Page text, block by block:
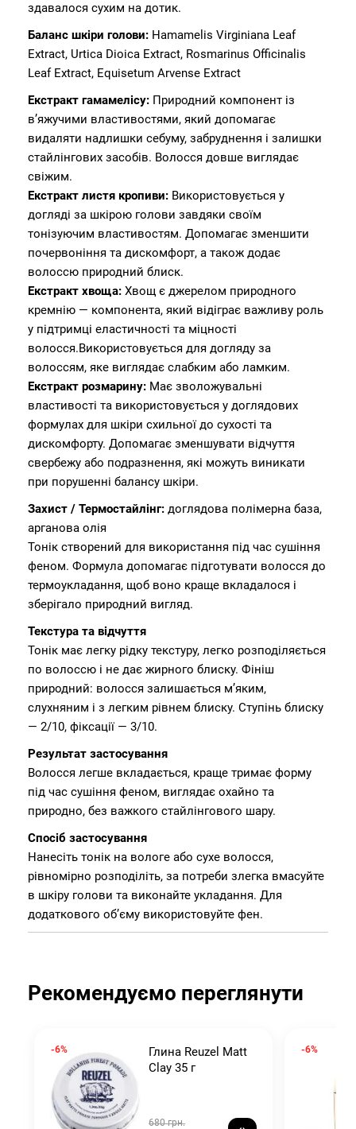
здавалося сухим на дотик.
Баланс шкіри голови: Hamamelis Virginiana Leaf
Extract, Urtica Dioica Extract, Rosmarinus Officinalis
Leaf Extract, Equisetum Arvense Extract
Екстракт гамамелісу: Природний компонент із
в’яжучими властивостями, який допомагає
видаляти надлишки себуму, забруднення і залишки
стайлінгових засобів. Волосся довше виглядає
свіжим.
Екстракт листя кропиви: Використовується у
догляді за шкірою голови завдяки своїм
тонізуючим властивостям. Допомагає зменшити
почервоніння та дискомфорт, а також додає
волоссю природний блиск.
Екстракт хвоща: Хвощ є джерелом природного
кремнію — компонента, який відіграє важливу роль
у підтримці еластичності та міцності
волосся.Використовується для догляду за
волоссям, яке виглядає слабким або ламким.
Екстракт розмарину: Має зволожувальні
властивості та використовується у доглядових
формулах для шкіри схильної до сухості та
дискомфорту. Допомагає зменшувати відчуття
свербежу або подразнення, які можуть виникати
при порушенні балансу шкіри.
Захист / Термостайлінг: доглядова полімерна база,
арганова олія
Тонік створений для використання під час сушіння
феном. Формула допомагає підготувати волосся до
термоукладання, щоб воно краще вкладалося і
зберігало природний вигляд.
Текстура та відчуття
Тонік має легку рідку текстуру, легко розподіляється
по волоссю і не дає жирного блиску. Фініш
природний: волосся залишається м’яким,
слухняним і з легким рівнем блиску. Ступінь блиску
— 2/10, фіксації — 3/10.
Результат застосування
Волосся легше вкладається, краще тримає форму
під час сушіння феном, виглядає охайно та
природно, без важкого стайлінгового шару.
Спосіб застосування
Нанесіть тонік на вологе або сухе волосся,
рівномірно розподіліть, за потреби злегка вмасуйте
в шкіру голови та виконайте укладання. Для
додаткового об’єму використовуйте фен.
Рекомендуємо переглянути
-6%
Глина Reuzel Matt
Clay 35 г
680 грн.
-6%